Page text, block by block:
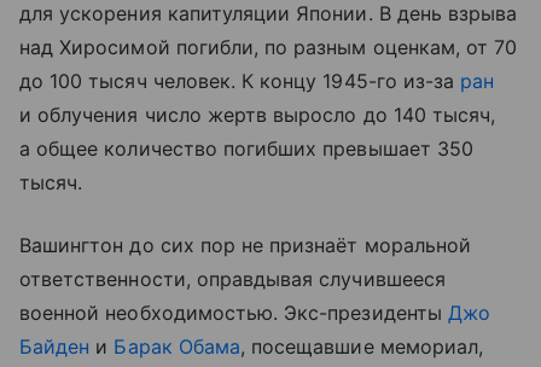
для ускорения капитуляции Японии. В день взрыва
над Хиросимой погибли, по разным оценкам, от 70
до 100 тысяч человек. К концу 1945-го из-за ран
и облучения число жертв выросло до 140 тысяч,
а общее количество погибших превышает 350
тысяч.
Вашингтон до сих пор не признаёт моральной
ответственности, оправдывая случившееся
военной необходимостью. Экс-президенты Джо
Байден и Барак Обама, посещавшие мемориал,